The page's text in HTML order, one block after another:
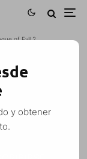
of Evil 2
OF
·
noviembre, 2011
y obtener